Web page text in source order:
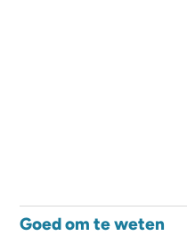
Goed om te weten